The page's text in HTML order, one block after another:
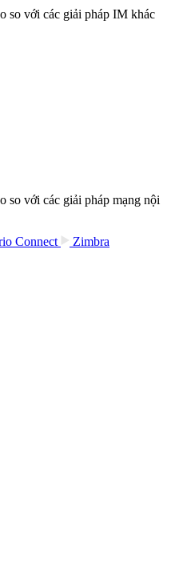
so với các giải pháp IM khác
so với các giải pháp mạng nội
Connect
Zimbra